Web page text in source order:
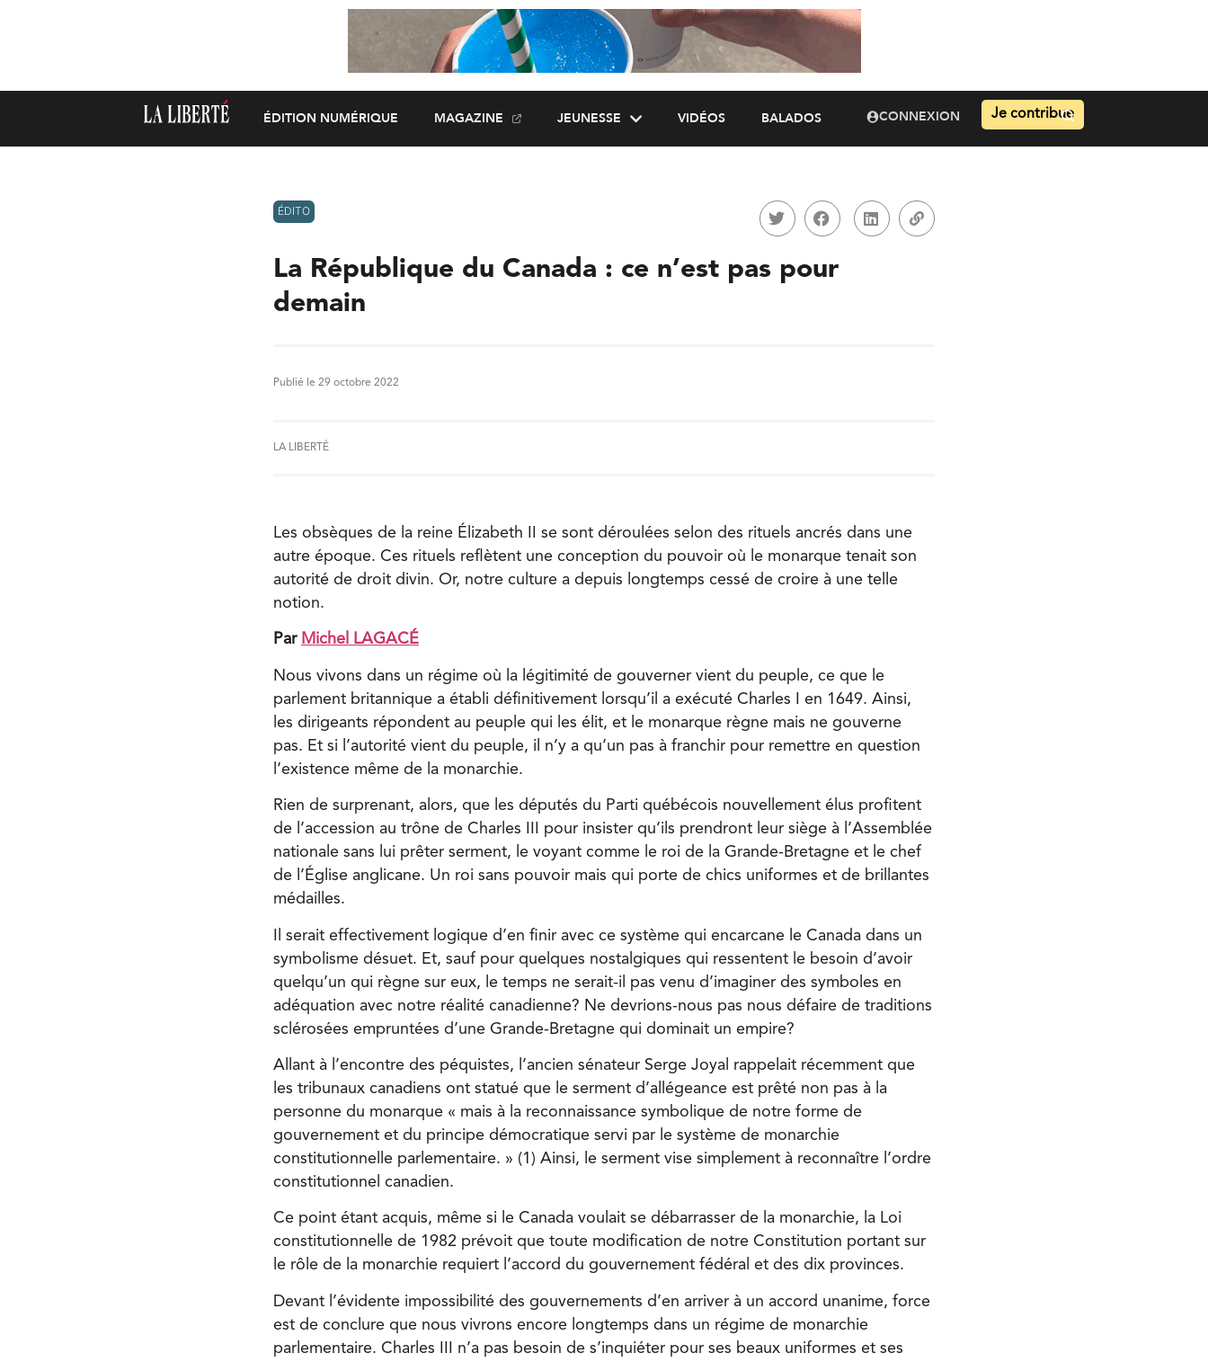
ÉDITION NUMÉRIQUE MAGAZINE JEUNESSE VIDÉOS BALADOS CONNEXION Je contribue
ÉDITO
La République du Canada : ce n’est pas pour
demain
Publié le 29 octobre 2022
LA LIBERTÉ
Les obsèques de la reine Élizabeth II se sont déroulées selon des rituels ancrés dans une
autre époque. Ces rituels reflètent une conception du pouvoir où le monarque tenait son
autorité de droit divin. Or, notre culture a depuis longtemps cessé de croire à une telle
notion.
Par Michel LAGACÉ
Nous vivons dans un régime où la légitimité de gouverner vient du peuple, ce que le
parlement britannique a établi définitivement lorsqu’il a exécuté Charles I en 1649. Ainsi,
les dirigeants répondent au peuple qui les élit, et le monarque règne mais ne gouverne
pas. Et si l’autorité vient du peuple, il n’y a qu’un pas à franchir pour remettre en question
l’existence même de la monarchie.
Rien de surprenant, alors, que les députés du Parti québécois nouvellement élus profitent
de l’accession au trône de Charles III pour insister qu’ils prendront leur siège à l’Assemblée
nationale sans lui prêter serment, le voyant comme le roi de la Grande-Bretagne et le chef
de l’Église anglicane. Un roi sans pouvoir mais qui porte de chics uniformes et de brillantes
médailles.
Il serait effectivement logique d’en finir avec ce système qui encarcane le Canada dans un
symbolisme désuet. Et, sauf pour quelques nostalgiques qui ressentent le besoin d’avoir
quelqu’un qui règne sur eux, le temps ne serait-il pas venu d’imaginer des symboles en
adéquation avec notre réalité canadienne? Ne devrions-nous pas nous défaire de traditions
sclérosées empruntées d’une Grande-Bretagne qui dominait un empire?
Allant à l’encontre des péquistes, l’ancien sénateur Serge Joyal rappelait récemment que
les tribunaux canadiens ont statué que le serment d’allégeance est prêté non pas à la
personne du monarque « mais à la reconnaissance symbolique de notre forme de
gouvernement et du principe démocratique servi par le système de monarchie
constitutionnelle parlementaire. » (1) Ainsi, le serment vise simplement à reconnaître l’ordre
constitutionnel canadien.
Ce point étant acquis, même si le Canada voulait se débarrasser de la monarchie, la Loi
constitutionnelle de 1982 prévoit que toute modification de notre Constitution portant sur
le rôle de la monarchie requiert l’accord du gouvernement fédéral et des dix provinces.
Devant l’évidente impossibilité des gouvernements d’en arriver à un accord unanime, force
est de conclure que nous vivrons encore longtemps dans un régime de monarchie
parlementaire. Charles III n’a pas besoin de s’inquiéter pour ses beaux uniformes et ses